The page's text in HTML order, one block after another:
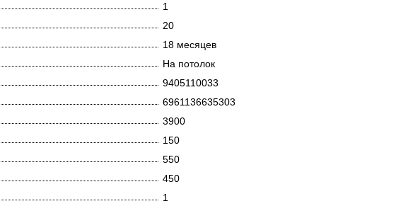
1
20
18 месяцев
На потолок
9405110033
6961136635303
3900
150
550
450
1